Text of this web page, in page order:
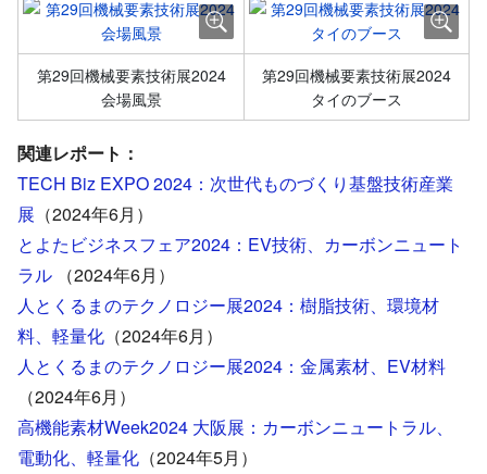
第29回機械要素技術展2024
会場風景
第29回機械要素技術展2024
タイのブース
関連レポート：
TECH Biz EXPO 2024：次世代ものづくり基盤技術産業
展 （2024年6月）
とよたビジネスフェア2024：EV技術、カーボンニュート
ラル
（2024年6月）
人とくるまのテクノロジー展2024：樹脂技術、環境材
料、軽量化 （2024年6月）
人とくるまのテクノロジー展2024：金属素材、EV材料
（2024年6月）
高機能素材Week2024 大阪展：カーボンニュートラル、
電動化、軽量化 （2024年5月）